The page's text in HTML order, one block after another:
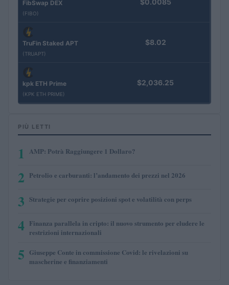
FibSwap DEX
(FIBO)
$0.0085
TruFin Staked APT
(TRUAPT)
$8.02
kpk ETH Prime
(KPK ETH PRIME)
$2,036.25
PIÙ LETTI
1 AMP: Potrà Raggiungere 1 Dollaro?
2 Petrolio e carburanti: l’andamento dei prezzi nel 2026
3 Strategie per coprire posizioni spot e volatilità con perps
4 Finanza parallela in cripto: il nuovo strumento per eludere le
restrizioni internazionali
5 Giuseppe Conte in commissione Covid: le rivelazioni su
mascherine e finanziamenti